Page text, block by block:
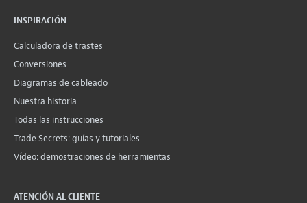
INSPIRACIÓN
Calculadora de trastes
Conversiones
Diagramas de cableado
Nuestra historia
Todas las instrucciones
Trade Secrets: guías y tutoriales
Vídeo: demostraciones de herramientas
ATENCIÓN AL CLIENTE